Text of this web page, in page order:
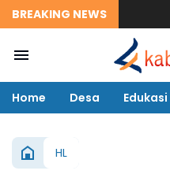
BREAKING NEWS
Home Desa Edukasi
HL